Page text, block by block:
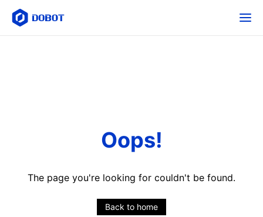
Oops!
The page you're looking for couldn't be found.
Back to home